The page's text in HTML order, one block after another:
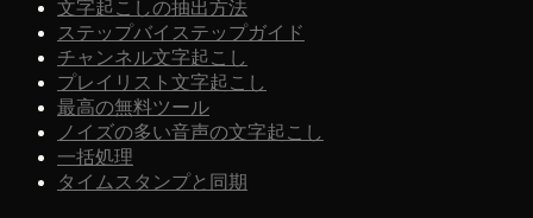
文字起こしの抽出方法
ステップバイステップガイド
チャンネル文字起こし
プレイリスト文字起こし
最高の無料ツール
ノイズの多い音声の文字起こし
一括処理
タイムスタンプと同期